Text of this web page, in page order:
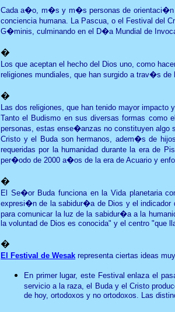
Cada a�o, m�s y m�s personas de orientaci�n
conciencia humana. La Pascua, o el Festival del
G�minis, culminando en el D�a Mundial de
�
Los que aceptan el hecho del Dios uno, como
religiones mundiales, que han surgido a trav�s
�
Las dos religiones, que han tenido mayor
Tanto el Budismo en sus diversas formas como
personas, estas ense�anzas no constituyen algo
Cristo y el Buda son hermanos, adem�s de
requeridas por la humanidad durante la era de
per�odo de 2000 a�os de la era de Acuario y
�
El Se�or Buda funciona en la Vida planetaria
expresi�n de la sabidur�a de Dios y el
para comunicar la luz de la sabidur�a a la
la voluntad de Dios es conocida" y el centro "que
�
El Festival de Wesak representa ciertas ideas
En primer lugar, este Festival enlaza el
servicio a la raza, el Buda y el Cristo
de hoy, ortodoxos y no ortodoxos. Las